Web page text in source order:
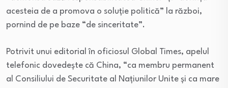
acesteia de a promova o soluţie politică” la război,
pornind de pe baze “de sinceritate”.
Potrivit unui editorial în oficiosul Global Times, apelul
telefonic dovedeşte că China, “ca membru permanent
al Consiliului de Securitate al Naţiunilor Unite şi ca mare